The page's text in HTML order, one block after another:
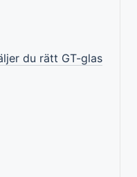
du rätt GT-glas